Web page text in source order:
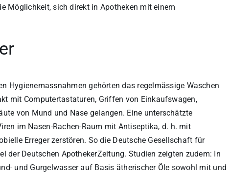
Möglichkeit, sich direkt in Apotheken mit einem
Hygienemassnahmen gehörten das regelmässige Waschen
mit Computertastaturen, Griffen von Einkaufswagen,
von Mund und Nase gelangen. Eine unterschätzte
im Nasen-Rachen-Raum mit Antiseptika, d. h. mit
Erreger zerstören. So die Deutsche Gesellschaft für
der Deutschen ApothekerZeitung. Studien zeigten zudem: In
und Gurgelwasser auf Basis ätherischer Öle sowohl mit und